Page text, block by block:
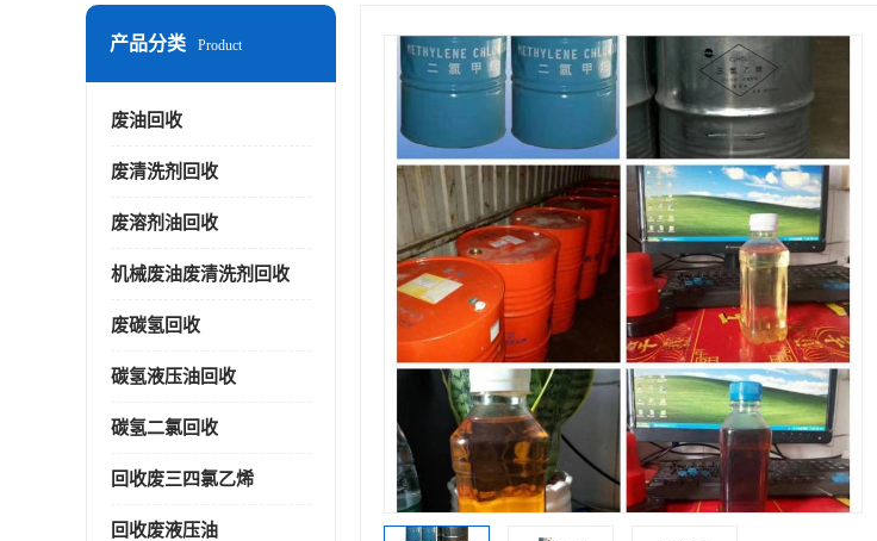
产品分类 Product
废油回收
废清洗剂回收
废溶剂油回收
机械废油废清洗剂回收
废碳氢回收
碳氢液压油回收
碳氢二氯回收
回收废三四氯乙烯
回收废液压油